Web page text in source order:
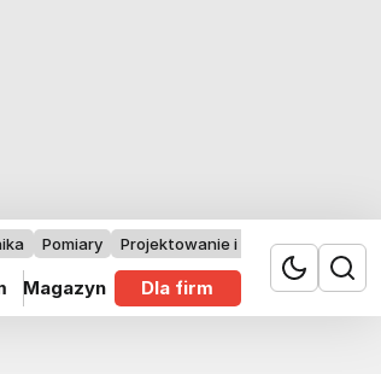
Pomiary Projektowanie i badania
Magazyn Dla firm